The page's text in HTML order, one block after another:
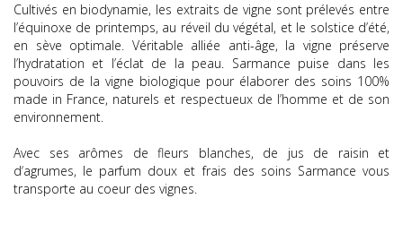
Cultivés en biodynamie, les extraits de vigne sont prélevés entre
l’équinoxe de printemps, au réveil du végétal, et le solstice d’été,
en sève optimale. Véritable alliée anti-âge, la vigne préserve
l’hydratation et l’éclat de la peau. Sarmance puise dans les
pouvoirs de la vigne biologique pour élaborer des soins 100%
made in France, naturels et respectueux de l’homme et de son
environnement.
Avec ses arômes de fleurs blanches, de jus de raisin et
d‘agrumes, le parfum doux et frais des soins Sarmance vous
transporte au coeur des vignes.